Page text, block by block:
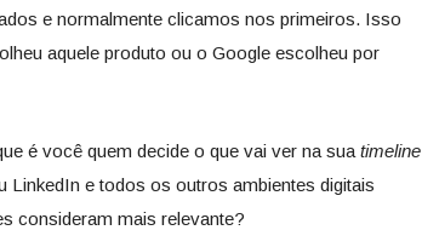
e normalmente clicamos nos primeiros. Isso
aquele produto ou o Google escolheu por
é você quem decide o que vai ver na sua timeline
e todos os outros ambientes digitais
consideram mais relevante?